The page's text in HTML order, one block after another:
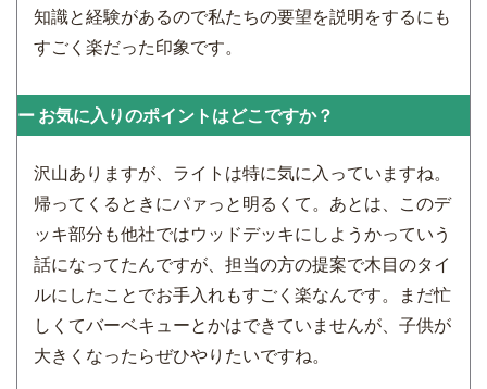
知識と経験があるので私たちの要望を説明をするにも
すごく楽だった印象です。
お気に入りのポイントはどこですか？
沢山ありますが、ライトは特に気に入っていますね。
帰ってくるときにパァっと明るくて。あとは、このデ
ッキ部分も他社ではウッドデッキにしようかっていう
話になってたんですが、担当の方の提案で木目のタイ
ルにしたことでお手入れもすごく楽なんです。まだ忙
しくてバーベキューとかはできていませんが、子供が
大きくなったらぜひやりたいですね。